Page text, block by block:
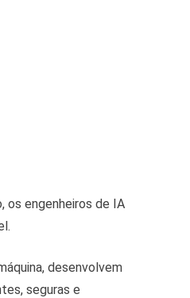
os engenheiros de IA
desenvolvem
seguras e